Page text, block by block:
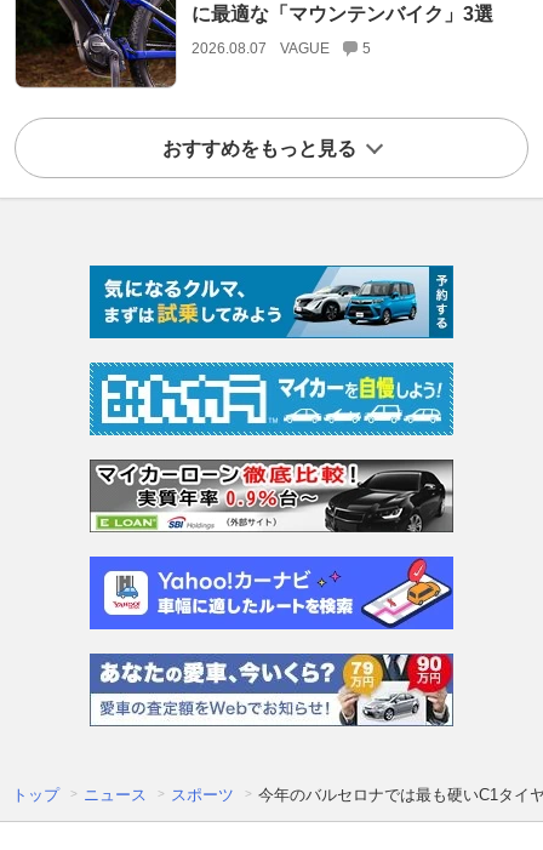
に最適な「マウンテンバイク」3選
2026.08.07 VAGUE 5
おすすめをもっと見る
トップ ニュース スポーツ 今年のバルセロナでは最も硬いC1タイ